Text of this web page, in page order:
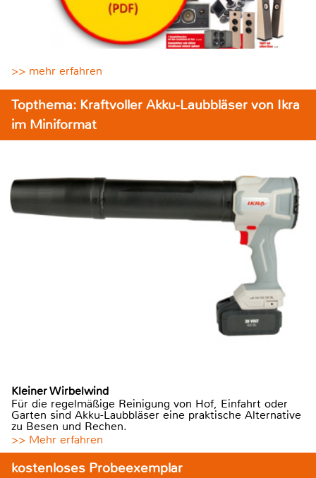
>> mehr erfahren
Topthema: Kraftvoller Akku-Laubbläser von Ikra
im Miniformat
Kleiner Wirbelwind
Für die regelmäßige Reinigung von Hof, Einfahrt oder
Garten sind Akku-Laubbläser eine praktische Alternative
zu Besen und Rechen.
>> Mehr erfahren
kostenloses Probeexemplar